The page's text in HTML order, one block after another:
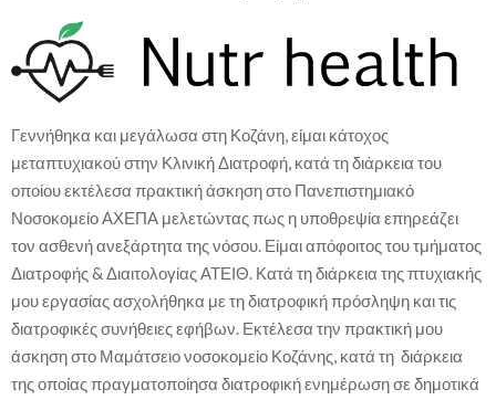
Γεννήθηκα και μεγάλωσα στη Κοζάνη, είμαι κάτοχος
μεταπτυχιακού στην Κλινική Διατροφή, κατά τη διάρκεια του
οποίου εκτέλεσα πρακτική άσκηση στο Πανεπιστημιακό
Νοσοκομείο ΑΧΕΠΑ μελετώντας πως η υποθρεψία επηρεάζει
τον ασθενή ανεξάρτητα της νόσου. Είμαι απόφοιτος του τμήματος
Διατροφής & Διαιτολογίας ΑΤΕΙΘ. Κατά τη διάρκεια της πτυχιακής
μου εργασίας ασχολήθηκα με τη διατροφική πρόσληψη και τις
διατροφικές συνήθειες εφήβων. Εκτέλεσα την πρακτική μου
άσκηση στο Μαμάτσειο νοσοκομείο Κοζάνης, κατά τη διάρκεια
της οποίας πραγματοποίησα διατροφική ενημέρωση σε δημοτικά